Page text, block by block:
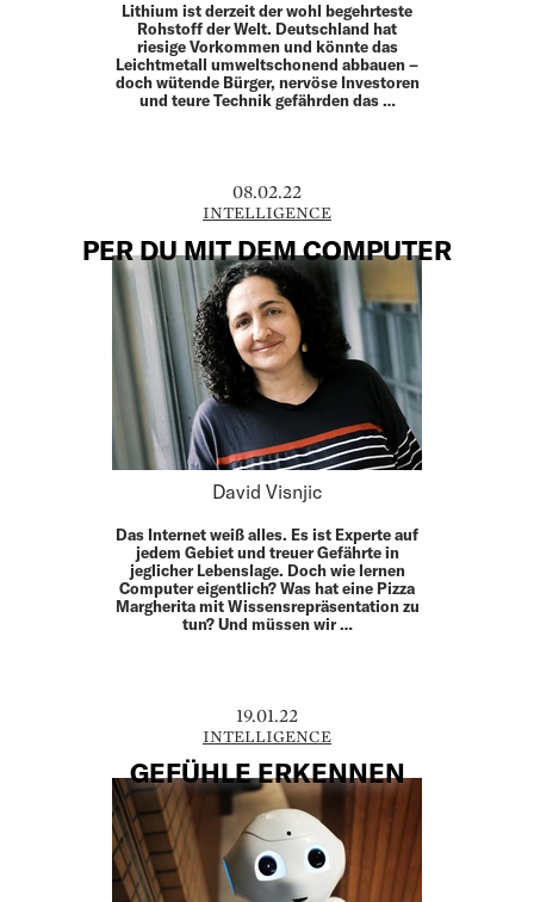
Lithium ist derzeit der wohl begehrteste
Rohstoff der Welt. Deutschland hat
riesige Vorkommen und könnte das
Leichtmetall umweltschonend abbauen –
doch wütende Bürger, nervöse Investoren
und teure Technik gefährden das …
08.02.22
INTELLIGENCE
PER DU MIT DEM COMPUTER
David Visnjic
Das Internet weiß alles. Es ist Experte auf
jedem Gebiet und treuer Gefährte in
jeglicher Lebenslage. Doch wie lernen
Computer eigentlich? Was hat eine Pizza
Margherita mit Wissensrepräsentation zu
tun? Und müssen wir …
19.01.22
INTELLIGENCE
GEFÜHLE ERKENNEN